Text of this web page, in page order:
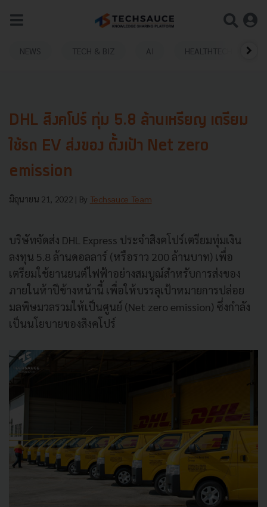
NEWS TECH & BIZ AI HEALTHTECH
DHL สิงคโปร์ ทุ่ม 5.8 ล้านเหรียญ เตรียม
ใช้รถ EV ส่งของ ตั้งเป้า Net zero
emission
มิถุนายน 21, 2022 | By Techsauce Team
บริษัทจัดส่ง DHL Express ประจำสิงคโปร์เตรียมทุ่มเงิน
ลงทุน 5.8 ล้านดอลลาร์ (หรือราว 200 ล้านบาท) เพื่อ
เตรียมใช้ยานยนต์ไฟฟ้าอย่างสมบูณ์สำหรับการส่งของ
ภายในห้าปีข้างหน้านี้ เพื่อให้บรรลุเป้าหมายการปล่อย
มลพิษมวลรวมให้เป็นศูนย์ (Net zero emission) ซึ่งกำลัง
เป็นนโยบายของสิงคโปร์